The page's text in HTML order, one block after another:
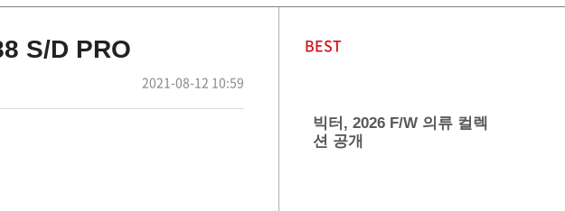
S/D PRO
작
2021-08-12 10:59
BEST
빅터, 2026 F/W 의류 컬렉
션 공개